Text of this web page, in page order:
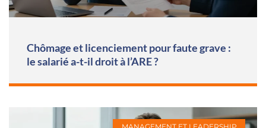
Chômage et licenciement pour faute grave :
le salarié a-t-il droit à l’ARE ?